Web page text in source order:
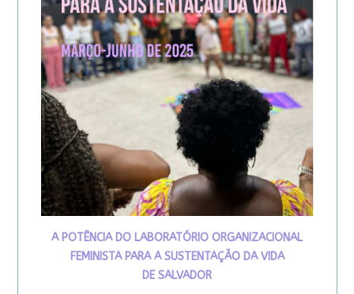
A POTÊNCIA DO LABORATÓRIO ORGANIZACIONAL
FEMINISTA PARA A SUSTENTAÇÃO DA VIDA
DE SALVADOR